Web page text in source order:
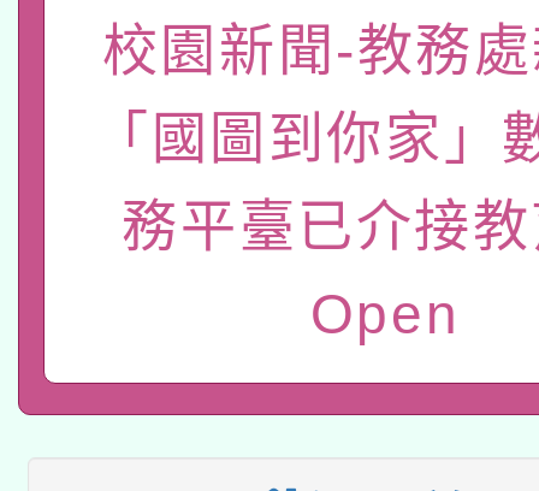
「數位內容與教學軟
pilot」
有關大陸委員會函釋公
薪期間赴陸應申請許可
轉知經濟部水利署委託
業技術研究院辦理「
115年8月22日(星期六
開 智慧啟航」
2026年桃園地景藝術
本校115學年度第2次
招甄選結果公告(無人
招)
適應運動共學行動站研
校園新聞-教務
「國圖到你家」
務平臺已介接
Open